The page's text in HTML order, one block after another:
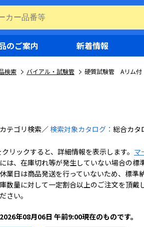
のご案内 新着情報
検索 バイアル・試験管 硬質試験管 Aリム付
カテゴリ検索 検索対象カタログ： 総合カタ
リックすると、詳細情報を表示します。 マ
は、在庫切れ等が発生していない場合の標
業日は商品発送を行っていないため、標準
数量に対して一定割合以上のご注文を頂戴
さい。
年08月06日 午前9:00現在のものです。